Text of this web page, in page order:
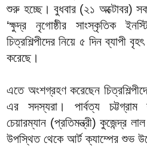
শুরু হচ্ছে। বুধবার (২১ অক্টোবর)
‘ক্ষুদ্র নৃগোষ্ঠীর সাংস্কৃতিক
চিত্রশিল্পীদের নিয়ে ৫ দিন
করেছে।
এতে অংশগ্রহণ করেছেন
এর সদস্যরা। পার্বত্য চট্টগ্রাম
চেয়ারম্যান (প্রতিমন্ত্রী) কুজেন্দ্র
উপস্থিত থেকে আর্ট ক্যাম্পের শুভ